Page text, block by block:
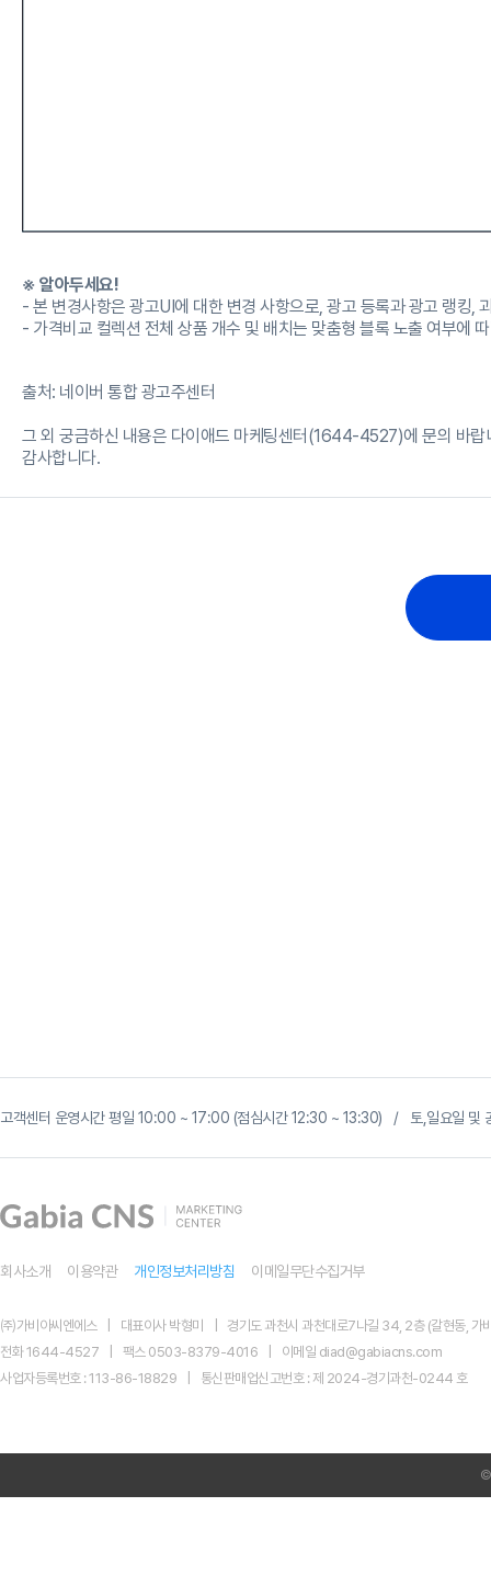
※ 알아두세요!
- 본 변경사항은 광고UI에 대한 변경 사항으로, 광고 등록과 광고 랭킹,
- 가격비교 컬렉션 전체 상품 개수 및 배치는 맞춤형 블록 노출 여부에
출처: 네이버 통합 광고주센터
그 외 궁금하신 내용은 다이애드 마케팅센터(1644-4527)에 문의 바랍
감사합니다.
고객센터 운영시간 평일 10:00 ~ 17:00 (점심시간 12:30 ~ 13:30) / 토,일요일 및
회사소개 이용약관 개인정보처리방침 이메일무단수집거부
㈜가비아씨엔에스 대표이사 박형미
경기도 과천시 과천대로7나길 34, 2층 (갈현동, 가
전화 1644-4527
팩스 0503-8379-4016
이메일 diad@gabiacns.com
사업자등록번호 : 113-86-18829
통신판매업신고번호 : 제 2024-경기과천-0244 호